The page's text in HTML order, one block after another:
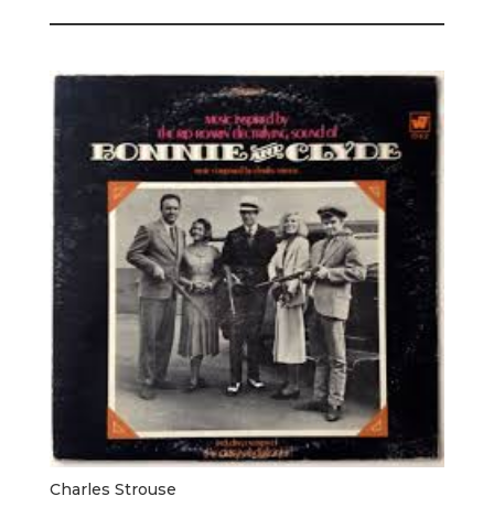
Charles Strouse